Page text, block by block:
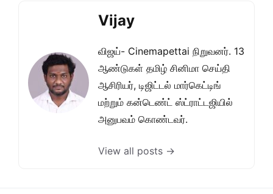
Vijay
விஜய்- Cinemapettai நிறுவனர். 13
ஆண்டுகள் தமிழ் சினிமா செய்தி
ஆசிரியர், டிஜிட்டல் மார்கெட்டிங்
மற்றும் கன்டெண்ட் ஸ்ட்ராட்டஜியில்
அனுபவம் கொண்டவர்.
View all posts →